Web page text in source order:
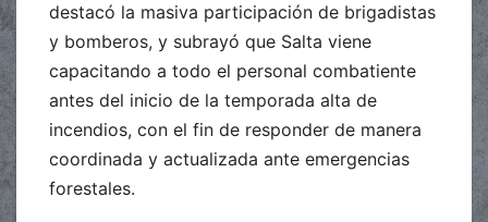
destacó la masiva participación de brigadistas
y bomberos, y subrayó que Salta viene
capacitando a todo el personal combatiente
antes del inicio de la temporada alta de
incendios, con el fin de responder de manera
coordinada y actualizada ante emergencias
forestales.